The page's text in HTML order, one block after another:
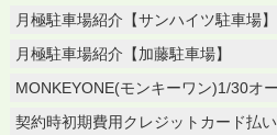
月極駐車場紹介【サンハイツ駐車場】
月極駐車場紹介【加藤駐車場】
MONKEYONE(モンキーワン)1/30オ
契約時初期費用クレジットカード払